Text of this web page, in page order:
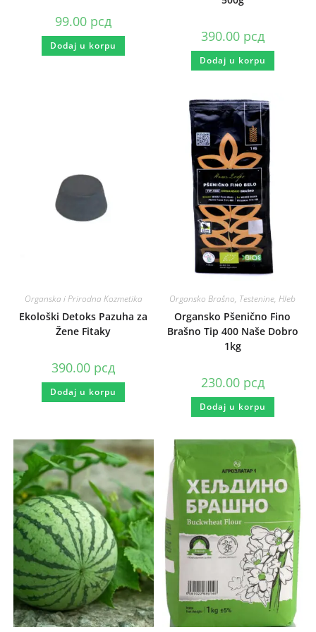
99.00 рсд
Dodaj u korpu
390.00 рсд
Dodaj u korpu
Organska i Prirodna Kozmetika
Ekološki Detoks Pazuha za
Žene Fitaky
390.00 рсд
Dodaj u korpu
Organsko Brašno, Testenine, Hleb
Organsko Pšenično Fino
Brašno Tip 400 Naše Dobro
1kg
230.00 рсд
Dodaj u korpu